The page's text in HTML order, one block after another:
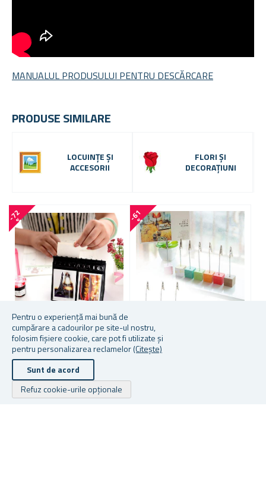
Pentru o experiență mai bună de
cumpărare a cadourilor pe site-ul nostru,
folosim fișiere cookie, care pot fi utilizate și
pentru personalizarea reclamelor(Citește)
Sunt de acord
Refuz cookie-urile opționale
MANUALUL PRODUSULUI PENTRU DESCĂRCARE
PRODUSE SIMILARE
LOCUINȚE ȘI
ACCESORII
FLORI ȘI
DECORAȚIUNI
-
7
2
%
ALBUM DE FOTOGRAFII DE
MASĂ
★★★★★
★★★★★
-
6
1
%
Mai multe culori din care să